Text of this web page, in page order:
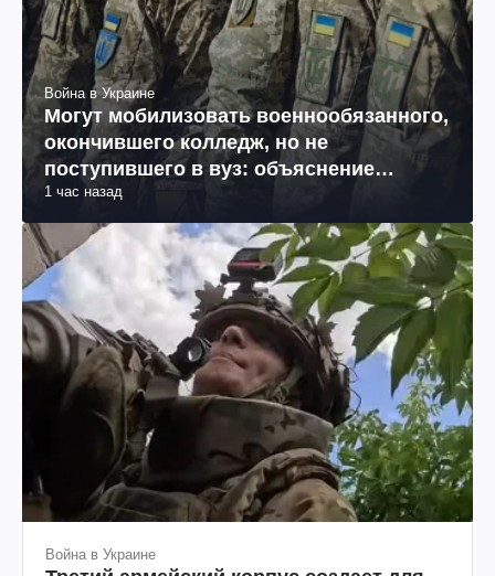
Война в Украине
Могут мобилизовать военнообязанного,
окончившего колледж, но не
поступившего в вуз: объяснение
юриста
1 час назад
Война в Украине